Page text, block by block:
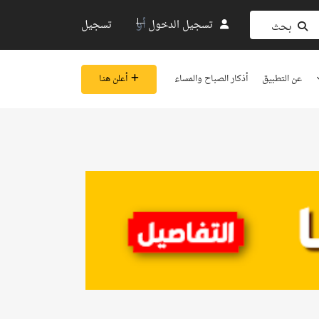
بحث تسجيل الدخولأو تسجيل
عن التطبيق أذكار الصباح والمساء أعلن هنـا